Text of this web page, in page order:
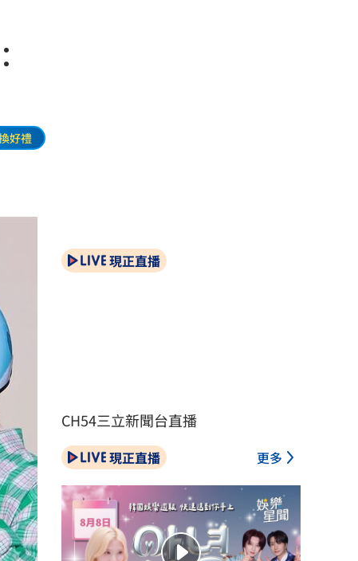
好禮
現正直播
CH54三立新聞台直播
現正直播 更多